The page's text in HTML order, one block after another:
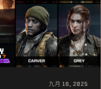
九月 16, 2025